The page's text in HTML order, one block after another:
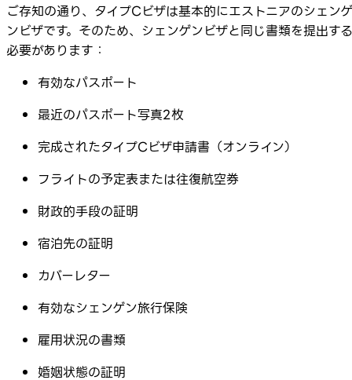
ご存知の通り、タイプCビザは基本的にエストニアのシェンゲ
ンビザです。そのため、シェンゲンビザと同じ書類を提出する
必要があります：
有効なパスポート
最近のパスポート写真2枚
完成されたタイプCビザ申請書（オンライン）
フライトの予定表または往復航空券
財政的手段の証明
宿泊先の証明
カバーレター
有効なシェンゲン旅行保険
雇用状況の書類
婚姻状態の証明